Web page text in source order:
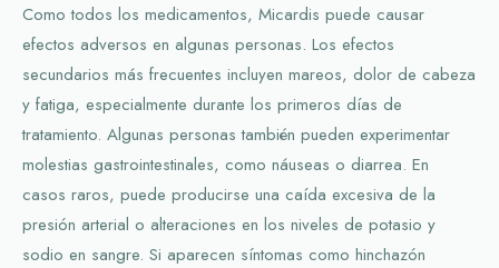
Como todos los medicamentos, Micardis puede causar
efectos adversos en algunas personas. Los efectos
secundarios más frecuentes incluyen mareos, dolor de cabeza
y fatiga, especialmente durante los primeros días de
tratamiento. Algunas personas también pueden experimentar
molestias gastrointestinales, como náuseas o diarrea. En
casos raros, puede producirse una caída excesiva de la
presión arterial o alteraciones en los niveles de potasio y
sodio en sangre. Si aparecen síntomas como hinchazón